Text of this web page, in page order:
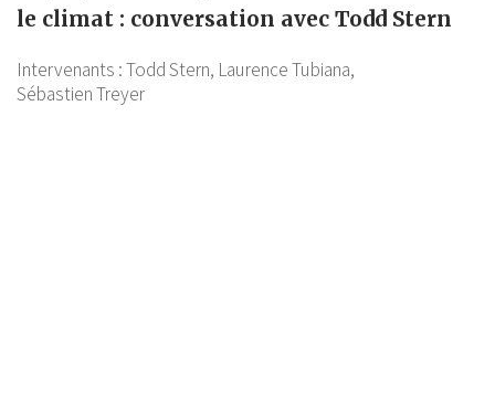
le climat : conversation avec Todd Stern
Intervenants :Todd Stern, Laurence Tubiana,
Sébastien Treyer